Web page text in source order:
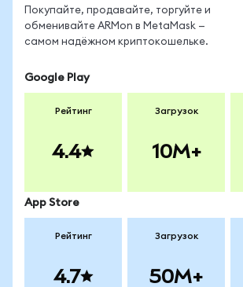
Покупайте, продавайте, торгуйте и
обменивайте ARMon в MetaMask —
самом надёжном криптокошельке.
Google Play
Рейтинг
4.4
Загрузок
10M+
App Store
Рейтинг
4.7
Загрузок
50M+